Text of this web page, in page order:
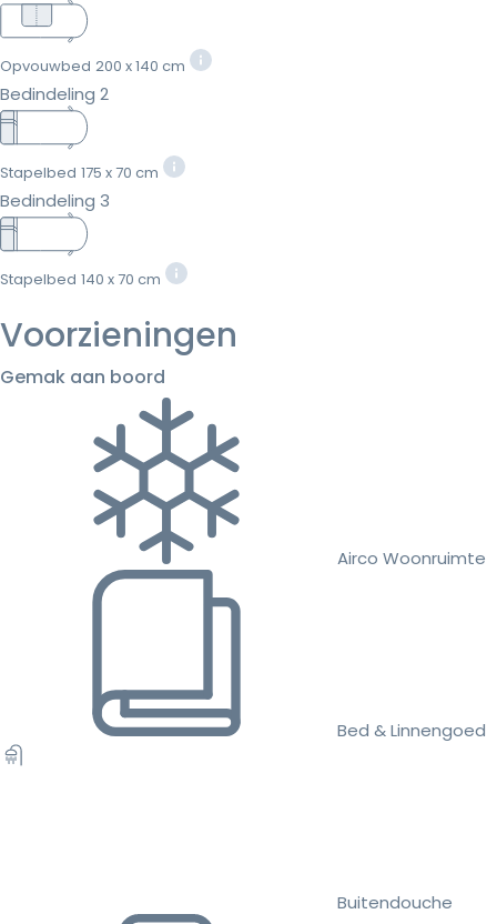
Opvouwbed 200 x 140 cm
Bedindeling 2
Stapelbed 175 x 70 cm
Bedindeling 3
Stapelbed 140 x 70 cm
Voorzieningen
Gemak aan boord
Airco Woonruimte
Bed & Linnengoed
Buitendouche